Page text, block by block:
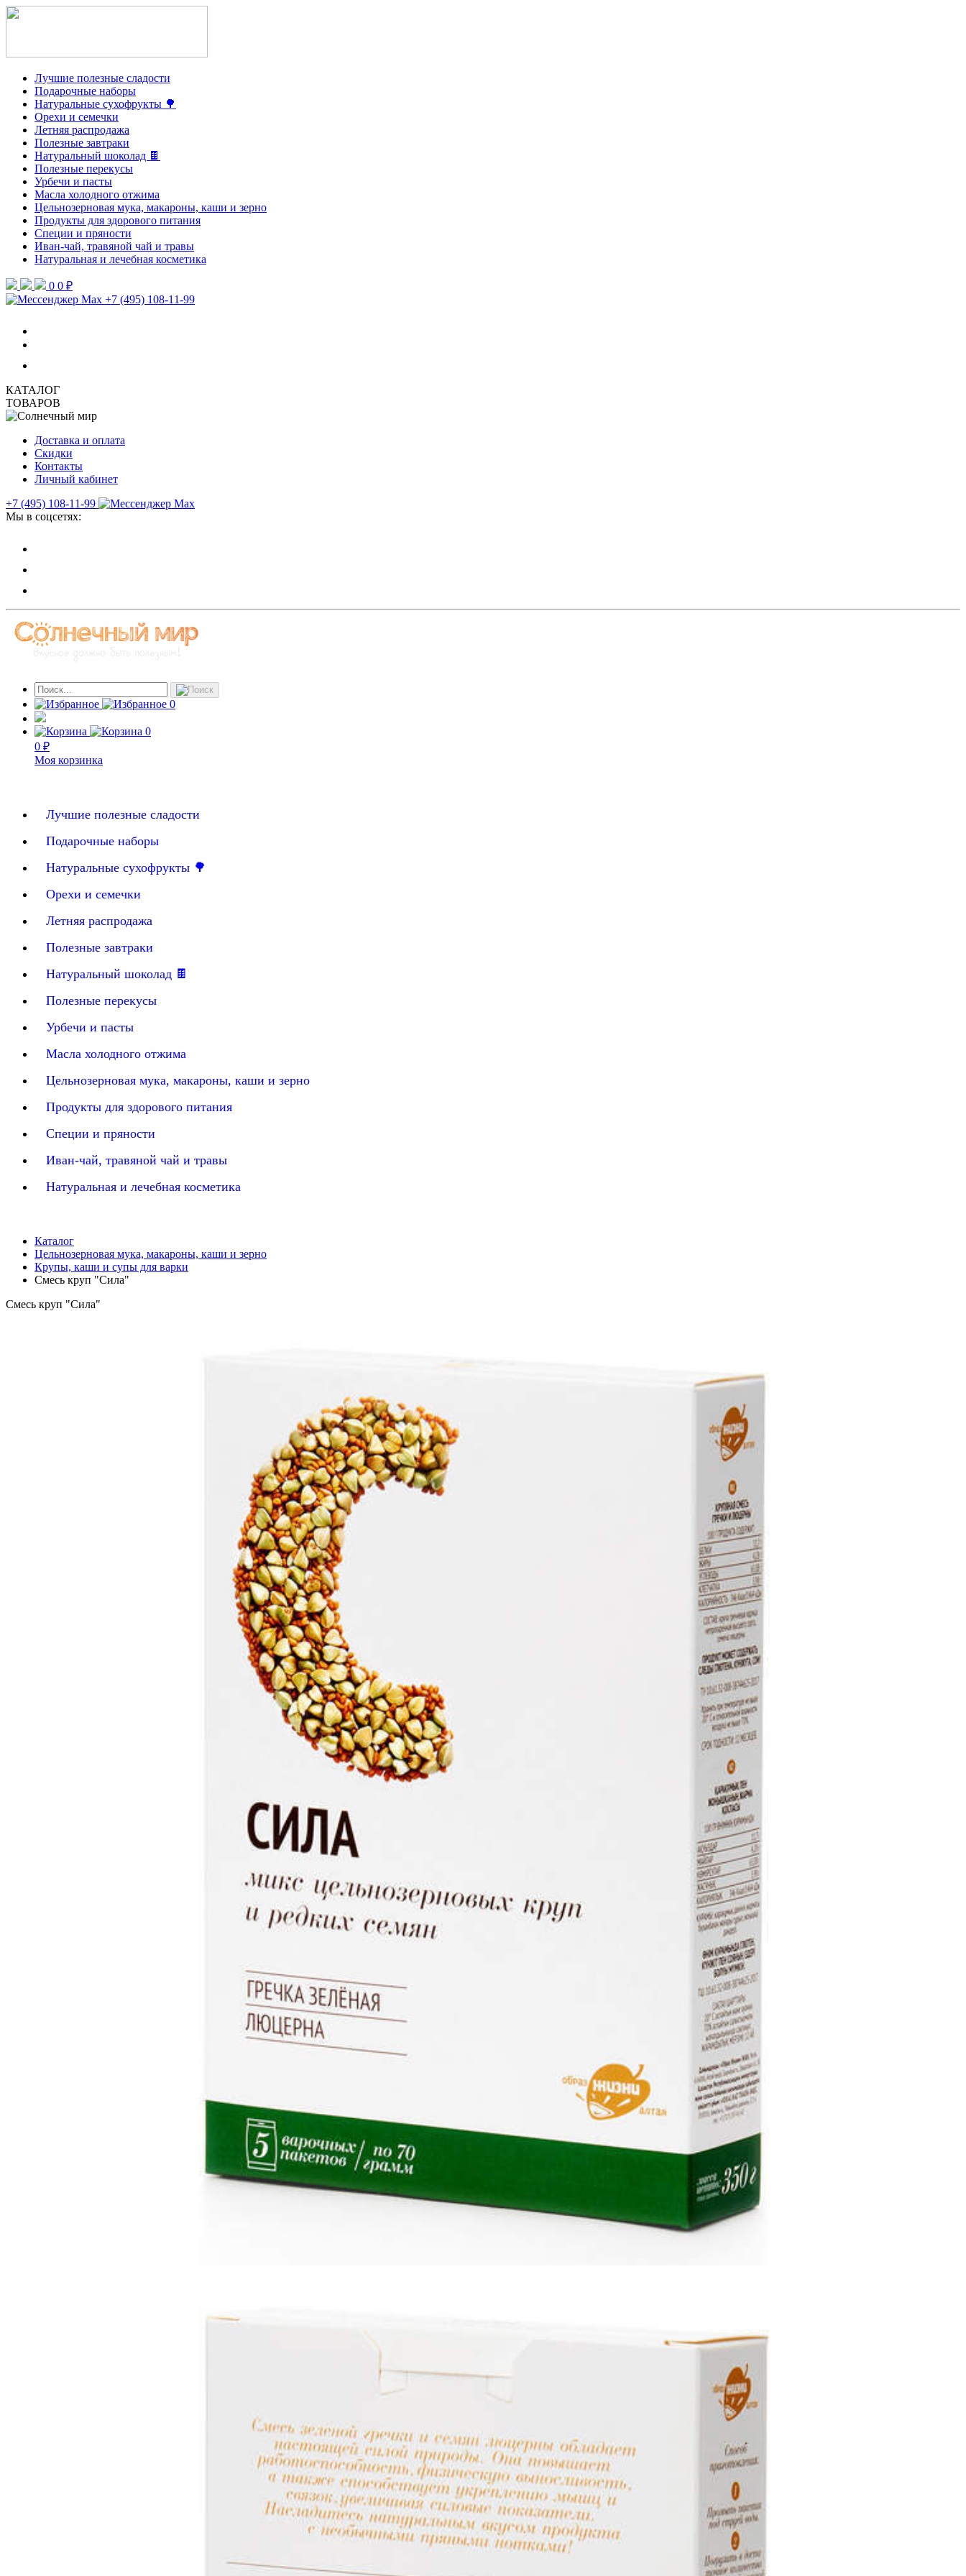
Лучшие полезные сладости
Подарочные наборы
Натуральные сухофрукты 🌳
Орехи и семечки
Летняя распродажа
Полезные завтраки
Натуральный шоколад 🍫
Полезные перекусы
Урбечи и пасты
Масла холодного отжима
Цельнозерновая мука, макароны, каши и зерно
Продукты для здорового питания
Специи и пряности
Иван-чай, травяной чай и травы
Натуральная и лечебная косметика
0 0 ₽
+7 (495) 108-11-99
КАТАЛОГ
ТОВАРОВ
Доставка и оплата
Скидки
Контакты
Личный кабинет
+7 (495) 108-11-99
Мы в соцсетях:
0
0
0 ₽
Моя корзинка
Лучшие полезные сладости
Подарочные наборы
Натуральные сухофрукты 🌳
Орехи и семечки
Летняя распродажа
Полезные завтраки
Натуральный шоколад 🍫
Полезные перекусы
Урбечи и пасты
Масла холодного отжима
Цельнозерновая мука, макароны, каши и зерно
Продукты для здорового питания
Специи и пряности
Иван-чай, травяной чай и травы
Натуральная и лечебная косметика
Каталог
Цельнозерновая мука, макароны, каши и зерно
Крупы, каши и супы для варки
Смесь круп "Сила"
Смесь круп "Сила"